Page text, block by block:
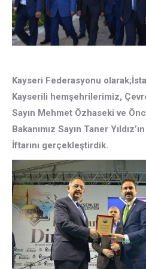
Kayseri Federasyonu
Kayserili hemşehrilerimiz,
Sayın Mehmet Özhaseki ve
Bakanımız Sayın Taner
İftarını gerçekleştirdik.